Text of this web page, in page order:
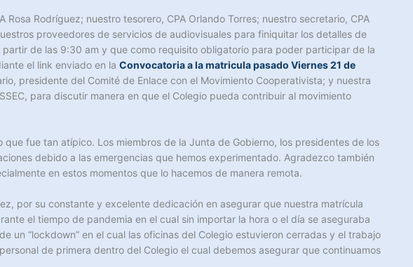
Rodríguez; nuestro tesorero, CPA Orlando Torres; nuestro secretario, CPA
proveedores de servicios de audiovisuales para finiquitar los detalles de
de las 9:30 am y que como requisito obligatorio para poder participar de la
el link enviado en la Convocatoria a la matricula pasado Viernes 21 de
presidente del Comité de Enlace con el Movimiento Cooperativista; y nuestra
para discutir manera en que el Colegio pueda contribuir al movimiento
fue tan atípico. Los miembros de la Junta de Gobierno, los presidentes de los
debido a las emergencias que hemos experimentado. Agradezco también
en estos momentos que lo hacemos de manera remota.
por su constante y excelente dedicación en asegurar que nuestra matrícula
el tiempo de pandemia en el cual sin importar la hora o el día se aseguraba
un “lockdown” en el cual las oficinas del Colegio estuvieron cerradas y el trabajo
de primera dentro del Colegio el cual debemos asegurar que continuamos